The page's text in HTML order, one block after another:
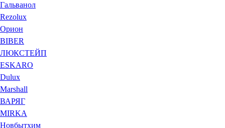
Гальванол
Rezolux
Орион
BIBER
ЛЮКСТЕЙП
ESKARO
Dulux
Marshall
ВАРЯГ
MIRKA
Новбытхим